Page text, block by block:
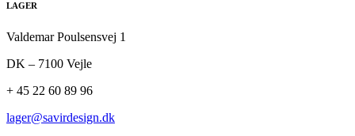
LAGER
Valdemar Poulsensvej 1
DK – 7100 Vejle
+ 45 22 60 89 96
lager@savirdesign.dk